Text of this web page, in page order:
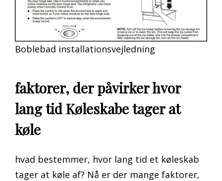
Boblebad installationsvejledning
faktorer, der påvirker hvor
lang tid Køleskabe tager at
køle
hvad bestemmer, hvor lang tid et køleskab
tager at køle af? Nå er der mange faktorer,